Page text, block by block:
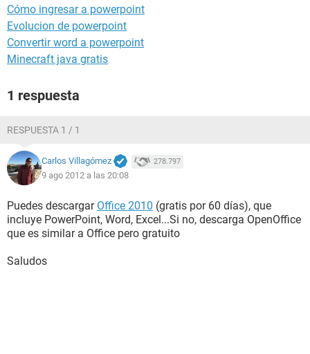
Cómo ingresar a powerpoint
Evolucion de powerpoint
Convertir word a powerpoint
Minecraft java gratis
1 respuesta
RESPUESTA 1 / 1
Carlos Villagómez 278.797
9 ago 2012 a las 20:08
Puedes descargar Office 2010 (gratis por 60 días), que
incluye PowerPoint, Word, Excel...Si no, descarga OpenOffice
que es similar a Office pero gratuito
Saludos